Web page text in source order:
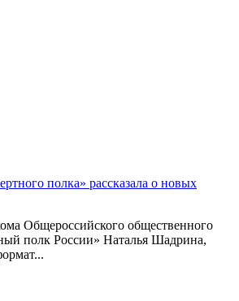
полка» рассказала о новых
Общероссийского общественного
полк России» Наталья Шадрина,